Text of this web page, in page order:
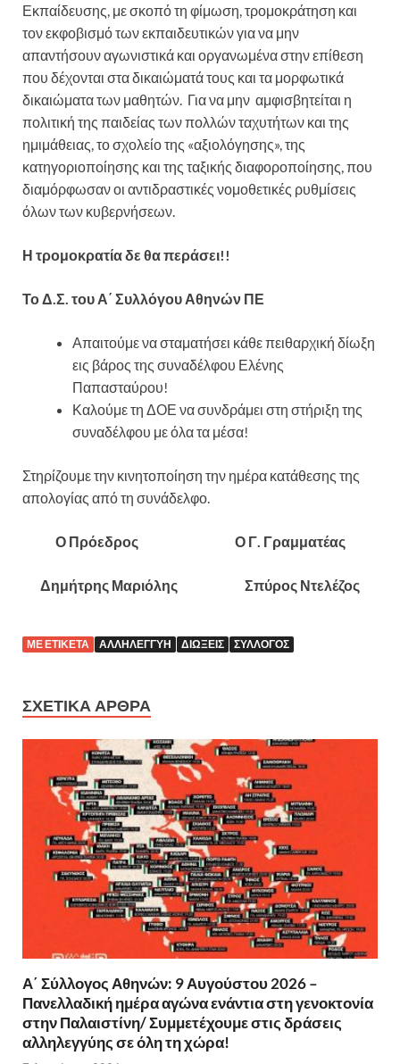
Εκπαίδευσης, με σκοπό τη φίμωση, τρομοκράτηση και
τον εκφοβισμό των εκπαιδευτικών για να μην
απαντήσουν αγωνιστικά και οργανωμένα στην επίθεση
που δέχονται στα δικαιώματά τους και τα μορφωτικά
δικαιώματα των μαθητών. Για να μην αμφισβητείται η
πολιτική της παιδείας των πολλών ταχυτήτων και της
ημιμάθειας, το σχολείο της «αξιολόγησης», της
κατηγοριοποίησης και της ταξικής διαφοροποίησης, που
διαμόρφωσαν οι αντιδραστικές νομοθετικές ρυθμίσεις
όλων των κυβερνήσεων.
Η τρομοκρατία δε θα περάσει!!
Το Δ.Σ. του Α΄ Συλλόγου Αθηνών ΠΕ
Απαιτούμε να σταματήσει κάθε πειθαρχική δίωξη
εις βάρος της συναδέλφου Ελένης
Παπασταύρου!
Καλούμε τη ΔΟΕ να συνδράμει στη στήριξη της
συναδέλφου με όλα τα μέσα!
Στηρίζουμε την κινητοποίηση την ημέρα κατάθεσης της
απολογίας από τη συνάδελφο.
Ο Πρόεδρος Ο Γ. Γραμματέας
Δημήτρης Μαριόλης Σπύρος Ντελέζος
ΜΕ ΕΤΙΚΈΤΑ ΑΛΛΗΛΕΓΓΎΗ ΔΙΏΞΕΙΣ ΣΎΛΛΟΓΟΣ
ΣΧΕΤΙΚΆ ΆΡΘΡΑ
Α΄ Σύλλογος Αθηνών: 9 Αυγούστου 2026 –
Πανελλαδική ημέρα αγώνα ενάντια στη γενοκτονία
στην Παλαιστίνη/ Συμμετέχουμε στις δράσεις
αλληλεγγύης σε όλη τη χώρα!